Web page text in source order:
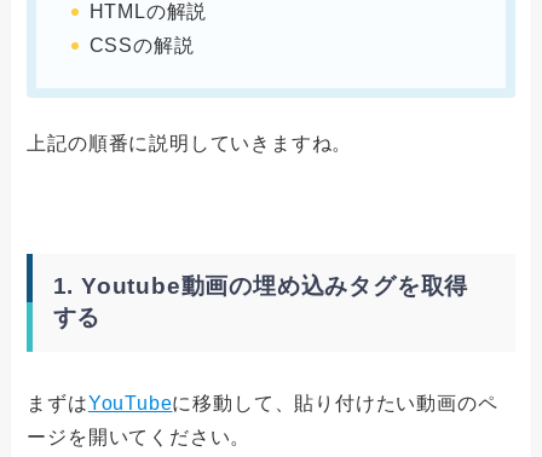
HTMLの解説
CSSの解説
上記の順番に説明していきますね。
1. Youtube動画の埋め込みタグを取得
する
まずはYouTubeに移動して、貼り付けたい動画のペ
ージを開いてください。